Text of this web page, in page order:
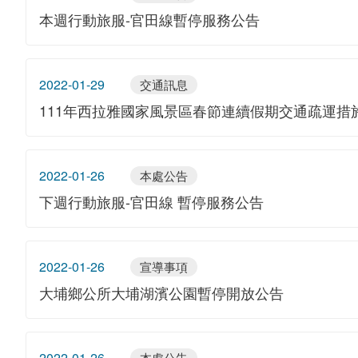
本週行動旅服-官田線暫停服務公告
2022-01-29 交通訊息
111年西拉雅國家風景區春節連續假期交通疏運措
2022-01-26 本處公告
下週行動旅服-官田線 暫停服務公告
2022-01-26 宣導事項
大埔鄉公所大埔湖濱公園暫停開放公告